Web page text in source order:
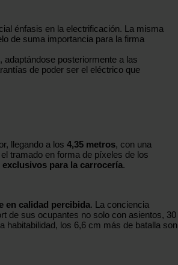
énfasis en la electrificación. La misma
de suma importancia para la firma
, adaptándose posteriormente a las
de poder ser el eléctrico que
llegando a los 4,35 metros, con una
tramado en forma de píxeles de los
para la carrocería.
en calidad percibida. La conciencia
de sus ocupantes no solo con asientos, 30
habitabilidad, los 6,6 cm más de batalla son